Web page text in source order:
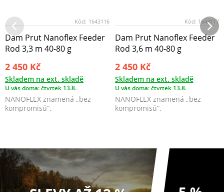
Kód: 1643116
Dam Prut Nanoflex Feeder
Rod 3,3 m 40-80 g
2 450 Kč
Skladem na ext. skladě
U vás doma: čtvrtek 13.8.
NANOFLEX znamená „bez
kompromisů“.
Kód: 1643117
Dam Prut Nanoflex Feeder
Rod 3,6 m 40-80 g
2 450 Kč
Skladem na ext. skladě
U vás doma: čtvrtek 13.8.
NANOFLEX znamená „bez
kompromisů“.